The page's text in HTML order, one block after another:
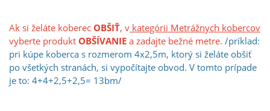
Ak si želáte koberec OBŠIŤ, v kategórii Metrážnych kobercov
vyberte produkt OBŠÍVANIEa zadajte bežné metre. /príklad:
pri kúpe koberca s rozmerom 4x2,5m, ktorý si želáte obšiť
po všetkých stranách, si vypočítajte obvod. V tomto prípade
je to: 4+4+2,5+2,5= 13bm/